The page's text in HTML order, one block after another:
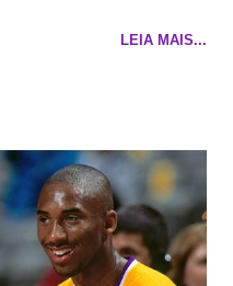
ainda é jovem.
como diria o Marcelo
REVISÃO! Ah, e quase
ao Lakers. Se de fato há o
é sempre com a
LEIA MAIS...